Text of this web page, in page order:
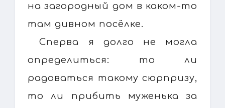
на загородный дом в каком-то
там дивном посёлке.
Сперва я долго не могла
определиться: то ли
радоваться такому сюрпризу,
то ли прибить муженька за